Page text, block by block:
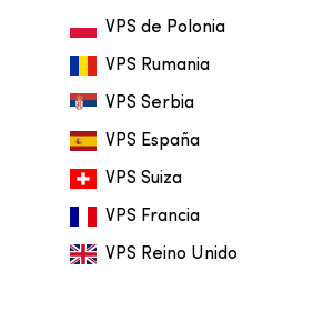
VPS de Polonia
VPS Rumania
VPS Serbia
VPS España
VPS Suiza
VPS Francia
VPS Reino Unido